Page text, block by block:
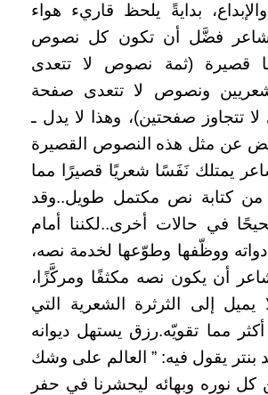
بدايةً يلحظ قاريء هواء
الشاعر فضَّل أن تكون كل نصوص
قصيرة (ثمة نصوص لا تتعدى
ونصوص لا تتعدى صفحة
تتجاوز صفحتين)، وهذا لا يدل ـ
عن مثل هذه النصوص القصيرة
يمتلك نَفَسًا شعريًا قصيرًا مما
من كتابة نص مكتمل طويل..وقد
في حالات أخرى..لكننا أمام
ووظّفها وطوّعها لخدمة نصه،
أن يكون نصه مكثفًا ومركَّزًا،
إلى الثرثرة الشعرية التي
مما تقويّه.رزق يستهل ديوانه
بنتر يقول فيه: ” العالم على وشك
نوره وبهائه ليحشرنا في حفر